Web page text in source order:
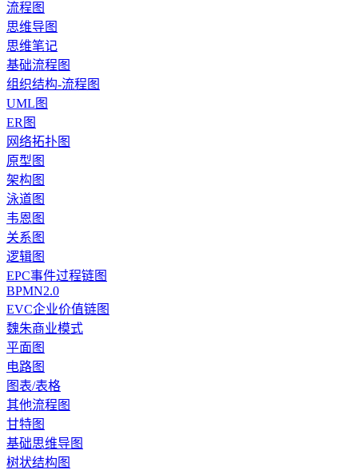
流程图
思维导图
思维笔记
基础流程图
组织结构-流程图
UML图
ER图
网络拓扑图
原型图
架构图
泳道图
韦恩图
关系图
逻辑图
EPC事件过程链图
BPMN2.0
EVC企业价值链图
魏朱商业模式
平面图
电路图
图表/表格
其他流程图
甘特图
基础思维导图
树状结构图